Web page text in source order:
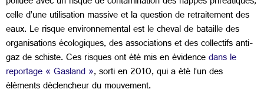
celle d’une utilisation massive et la question de retraitement des
eaux. Le risque environnemental est le cheval de bataille des
organisations écologiques, des associations et des collectifs anti-
gaz de schiste. Ces risques ont été mis en évidencedans le
reportage « Gasland », sorti en 2010, qui a été l’un des
éléments déclencheur du mouvement.